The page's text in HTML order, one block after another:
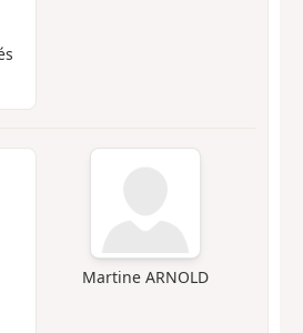
Martine ARNOLD